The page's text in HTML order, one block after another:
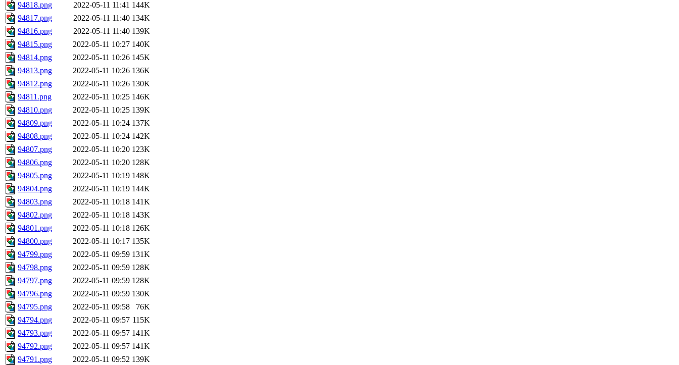
94818.png
2022-05-11 11:41 144K
94817.png
2022-05-11 11:40 134K
94816.png
2022-05-11 11:40 139K
94815.png
2022-05-11 10:27 140K
94814.png
2022-05-11 10:26 145K
94813.png
2022-05-11 10:26 136K
94812.png
2022-05-11 10:26 130K
94811.png
2022-05-11 10:25 146K
94810.png
2022-05-11 10:25 139K
94809.png
2022-05-11 10:24 137K
94808.png
2022-05-11 10:24 142K
94807.png
2022-05-11 10:20 123K
94806.png
2022-05-11 10:20 128K
94805.png
2022-05-11 10:19 148K
94804.png
2022-05-11 10:19 144K
94803.png
2022-05-11 10:18 141K
94802.png
2022-05-11 10:18 143K
94801.png
2022-05-11 10:18 126K
94800.png
2022-05-11 10:17 135K
94799.png
2022-05-11 09:59 131K
94798.png
2022-05-11 09:59 128K
94797.png
2022-05-11 09:59 128K
94796.png
2022-05-11 09:59 130K
94795.png
2022-05-11 09:58
76K
94794.png
2022-05-11 09:57 115K
94793.png
2022-05-11 09:57 141K
94792.png
2022-05-11 09:57 141K
94791.png
2022-05-11 09:52 139K